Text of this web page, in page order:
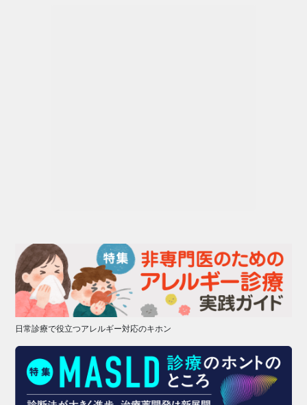
日常診療で役立つアレルギー対応のキホン